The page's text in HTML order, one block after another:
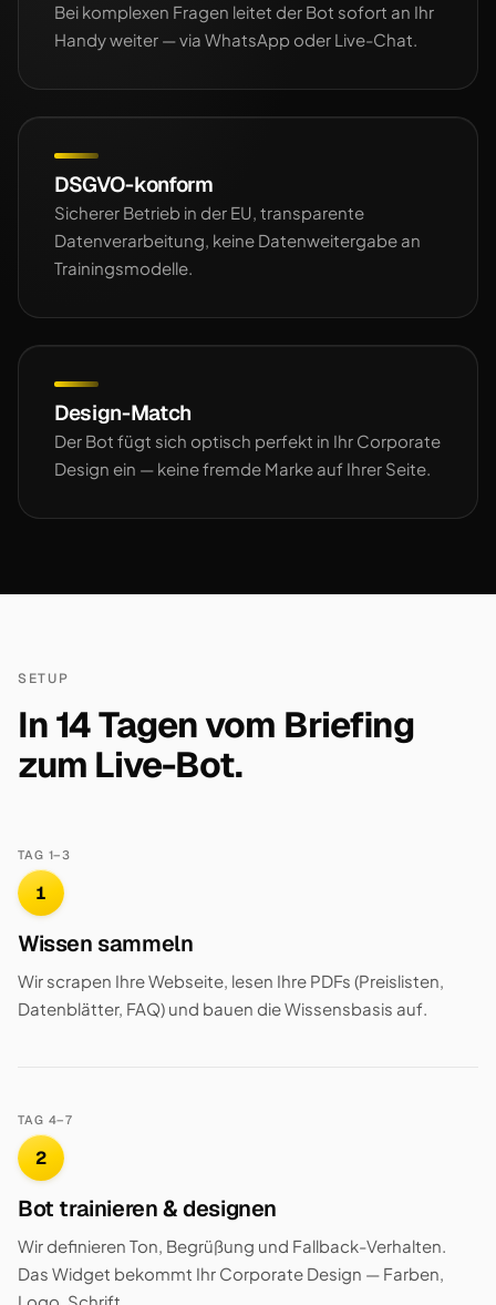
Bei komplexen Fragen leitet der Bot sofort an Ihr
Handy weiter — via WhatsApp oder Live-Chat.
DSGVO-konform
Sicherer Betrieb in der EU, transparente
Datenverarbeitung, keine Datenweitergabe an
Trainingsmodelle.
Design-Match
Der Bot fügt sich optisch perfekt in Ihr Corporate
Design ein — keine fremde Marke auf Ihrer Seite.
SETUP
In 14 Tagen vom Briefing
zum Live-Bot.
TAG 1–3
1
Wissen sammeln
Wir scrapen Ihre Webseite, lesen Ihre PDFs (Preislisten,
Datenblätter, FAQ) und bauen die Wissensbasis auf.
TAG 4–7
2
Bot trainieren & designen
Wir definieren Ton, Begrüßung und Fallback-Verhalten.
Das Widget bekommt Ihr Corporate Design — Farben,